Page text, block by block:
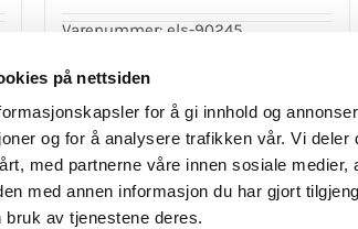
på nettsiden
for å gi innhold og
og for å analysere trafikken vår. Vi
med partnerne våre innen sosiale
med annen informasjon du har gjort
bruk av tjenestene deres.
Varenummer: els-90245